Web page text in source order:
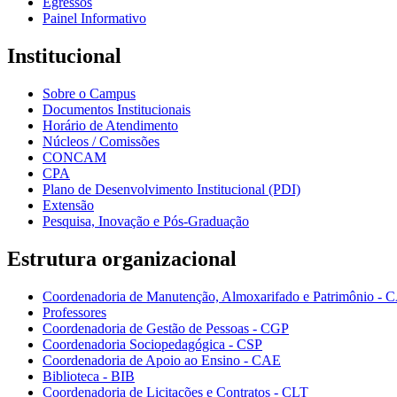
Painel Informativo
Institucional
Sobre o Campus
Documentos Institucionais
Horário de Atendimento
Núcleos / Comissões
CONCAM
CPA
Plano de Desenvolvimento Institucional (PDI)
Extensão
Pesquisa, Inovação e Pós-Graduação
Estrutura organizacional
Coordenadoria de Manutenção, Almoxarifado e Patrimônio -
Professores
Coordenadoria de Gestão de Pessoas - CGP
Coordenadoria Sociopedagógica - CSP
Coordenadoria de Apoio ao Ensino - CAE
Biblioteca - BIB
Coordenadoria de Licitações e Contratos - CLT